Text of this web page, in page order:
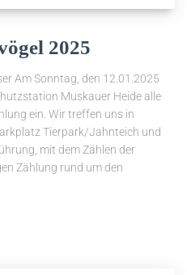
2025
Am Sonntag, den 12.01.2025
Muskauer Heide alle
ein. Wir treffen uns in
Tierpark/Jahnteich und
mit dem Zählen der
Zählung rund um den